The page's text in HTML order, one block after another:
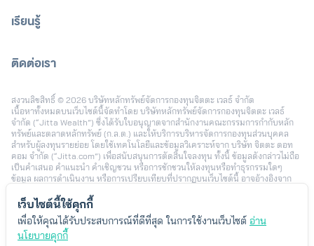
เรียนรู้
ติดต่อเรา
สงวนลิขสิทธิ์ © 2026 บริษัทหลักทรัพย์จัดการกองทุนจิตตะ เวลธ์ จำกัด
เนื้อหาทั้งหมดบนเว็บไซต์นี้จัดทำโดย บริษัทหลักทรัพย์จัดการกองทุนจิตตะ เวลธ์
จำกัด (“Jitta Wealth”) ซึ่งได้รับใบอนุญาตจากสำนักงานคณะกรรมการกำกับหลัก
ทรัพย์และตลาดหลักทรัพย์ (ก.ล.ต.) และให้บริการบริหารจัดการกองทุนส่วนบุคคล
สำหรับผู้ลงทุนรายย่อย โดยใช้เทคโนโลยีและข้อมูลวิเคราะห์จาก บริษัท จิตตะ ดอท
คอม จำกัด (“Jitta.com”) เพื่อสนับสนุนการตัดสินใจลงทุน ทั้งนี้ ข้อมูลดังกล่าวไม่ถือ
เป็นคำเสนอ คำแนะนำ คำเชิญชวน หรือการชักชวนให้ลงทุนหรือทำธุรกรรมใดๆ
ข้อมูล ผลการดำเนินงาน หรือการเปรียบเทียบที่ปรากฏบนเว็บไซต์นี้ อาจอ้างอิงจาก
สามารถใช้เป็นหลักประกันผลตอบแทนในอนาคต การลงทุนมีความเสี่ยง ผู้ลงทุนอาจ
สูญเสียเงินลงทุนบางส่วนหรือทั้งหมดได้ รวมถึงความเสี่ยงจากอัตราแลกเปลี่ยนใน
กรณีลงทุนในต่างประเทศ ผลตอบแทนของผู้ลงทุนแต่ละรายอาจแตกต่างกัน ขึ้นอยู่กับ
ปัจจัย เช่น ระยะเวลาและช่วงเวลาในการลงทุน นโยบายการลงทุน จำนวนเงินลงทุน
เว็บไซต์นี้ใช้คุกกี้
เพื่อให้คุณได้รับประสบการณ์ที่ดีที่สุด ในการใช้งานเว็บไซต์ อ่าน
นโยบายคุกกี้